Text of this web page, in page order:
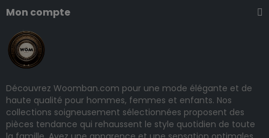
Mon compte
Découvrez Woomban.com pour une mode élégante et de
haute qualité pour hommes, femmes et enfants. Nos
collections soigneusement sélectionnées proposent des
pièces tendance qui rehaussent le style quotidien de toute